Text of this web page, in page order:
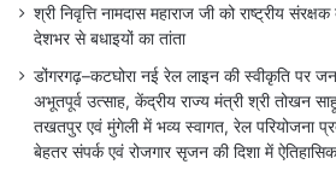
श्री निवृत्ति नामदास महाराज जी को राष्ट्रीय
देशभर से बधाइयों का तांता
डोंगरगढ़–कटघोरा नई रेल लाइन की स्वीकृति पर
अभूतपूर्व उत्साह, केंद्रीय राज्य मंत्री श्री तोखन
तखतपुर एवं मुंगेली में भव्य स्वागत, रेल परियोजना
बेहतर संपर्क एवं रोजगार सृजन की दिशा में